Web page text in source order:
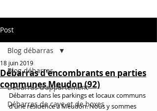
Post
Blog débarras
Débarras d'appartement
Débarras de cave et de boxes
Blog débarras
Débarras d'encombrants en parties
communes Meudon (92)
18 juin 2019
Débarras dans les parkings et locaux communs
d'une résidence à Meudon. Nous y sommes